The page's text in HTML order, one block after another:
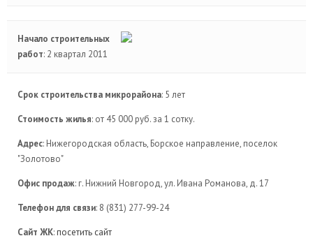
Начало строительных
работ: 2 квартал 2011
Срок строительства микрорайона: 5 лет
Стоимость жилья: от 45 000 руб. за 1 сотку.
Адрес: Нижегородская область, Борское направление, поселок
"Золотово"
Офис продаж: г. Нижний Новгород, ул. Ивана Романова, д. 17
Телефон для связи: 8 (831) 277-99-24
Сайт ЖК:посетить сайт